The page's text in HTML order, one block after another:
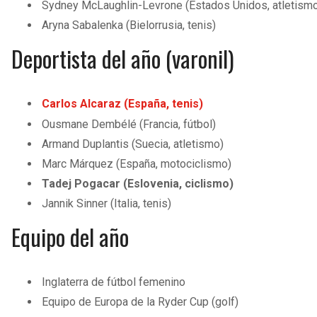
Sydney McLaughlin-Levrone (Estados Unidos,
Aryna Sabalenka (Bielorrusia, tenis)
Deportista del año (varonil)
Carlos Alcaraz (España, tenis)
Ousmane Dembélé (Francia, fútbol)
Armand Duplantis (Suecia, atletismo)
Marc Márquez (España, motociclismo)
Tadej Pogacar (Eslovenia, ciclismo)
Jannik Sinner (Italia, tenis)
Equipo del año
Inglaterra de fútbol femenino
Equipo de Europa de la Ryder Cup (golf)